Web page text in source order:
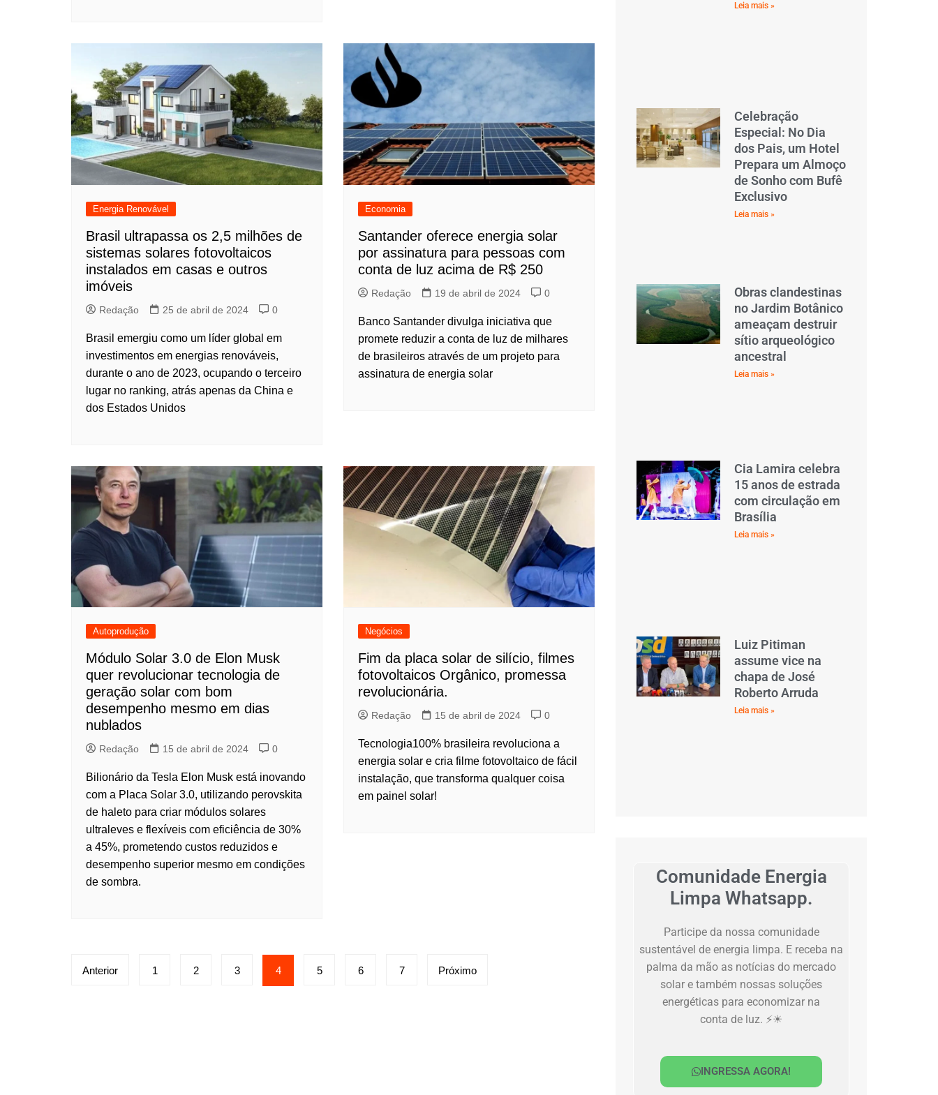
Energia Renovável
Brasil ultrapassa os 2,5 milhões de
sistemas solares fotovoltaicos
instalados em casas e outros
imóveis
Redação 25 de abril de 2024 0
Brasil emergiu como um líder global em
investimentos em energias renováveis,
durante o ano de 2023, ocupando o terceiro
lugar no ranking, atrás apenas da China e
dos Estados Unidos
Economia
Santander oferece energia solar
por assinatura para pessoas com
conta de luz acima de R$ 250
Redação 19 de abril de 2024 0
Banco Santander divulga iniciativa que
promete reduzir a conta de luz de milhares
de brasileiros através de um projeto para
assinatura de energia solar
Autoprodução
Módulo Solar 3.0 de Elon Musk
quer revolucionar tecnologia de
geração solar com bom
desempenho mesmo em dias
nublados
Redação 15 de abril de 2024 0
Bilionário da Tesla Elon Musk está inovando
com a Placa Solar 3.0, utilizando perovskita
de haleto para criar módulos solares
ultraleves e flexíveis com eficiência de 30%
a 45%, prometendo custos reduzidos e
desempenho superior mesmo em condições
de sombra.
Negócios
Fim da placa solar de silício, filmes
fotovoltaicos Orgânico, promessa
revolucionária.
Redação 15 de abril de 2024 0
Tecnologia100% brasileira revoluciona a
energia solar e cria filme fotovoltaico de fácil
instalação, que transforma qualquer coisa
em painel solar!
Anterior 1 2 3 4 5 6 7 Próximo
Leia mais »
Celebração
Especial: No Dia
dos Pais, um Hotel
Prepara um Almoço
de Sonho com Bufê
Exclusivo
Leia mais »
Obras clandestinas
no Jardim Botânico
ameaçam destruir
sítio arqueológico
ancestral
Leia mais »
Cia Lamira celebra
15 anos de estrada
com circulação em
Brasília
Leia mais »
Luiz Pitiman
assume vice na
chapa de José
Roberto Arruda
Leia mais »
Comunidade Energia
Limpa Whatsapp.
Participe da nossa comunidade
sustentável de energia limpa. E receba na
palma da mão as notícias do mercado
solar e também nossas soluções
energéticas para economizar na
conta de luz. ⚡☀
INGRESSA AGORA!